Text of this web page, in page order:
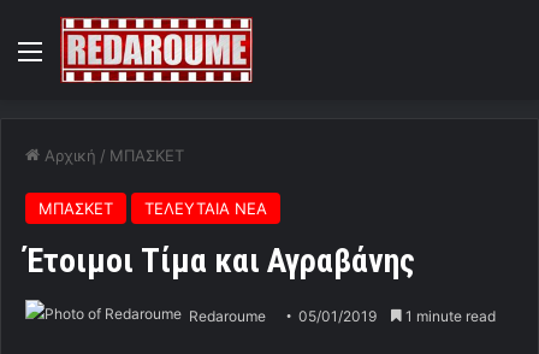
Menu
Αρχική / ΜΠΑΣΚΕΤ
ΜΠΑΣΚΕΤ ΤΕΛΕΥΤΑΙΑ ΝΕΑ
Έτοιμοι Τίμα και Αγραβάνης
Redaroume 05/01/2019 1 minute read